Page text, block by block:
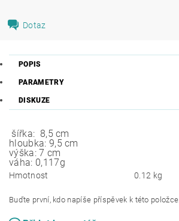
Dotaz
POPIS
PARAMETRY
DISKUZE
šířka: 8,5 cm
hloubka: 9,5 cm
výška: 7 cm
váha: 0,117g
Hmotnost 0.12 kg
Buďte první, kdo napíše příspěvek k této položce.